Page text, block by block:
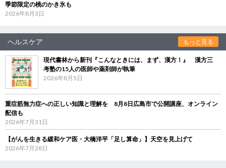
季節限定の桃のかき氷も
2026年8月3日
ヘルスケア もっと見る
現代書林から新刊『こんなときには、まず、漢方！』 漢方三
考塾の15人の医師や薬剤師が執筆
2026年8月5日
重症筋無力症への正しい知識と理解を 8月8日広島市で公開講座、オンライン
配信も
2026年7月31日
【がんを生きる緩和ケア医・大橋洋平「足し算命」】天空を見上げて
2026年7月28日